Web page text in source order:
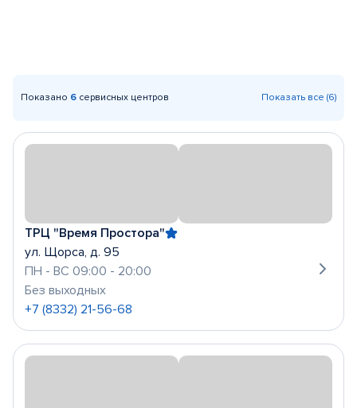
Показано 6 сервисных центров Показать все (6)
ТРЦ "Время Простора"
ул. Щорса, д. 95
ПН - ВС 09:00 - 20:00
Без выходных
+7 (8332) 21-56-68